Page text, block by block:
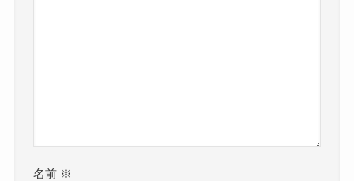
名前 ※